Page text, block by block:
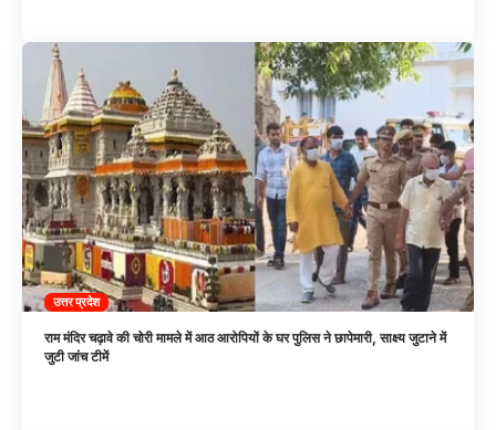
उत्तर प्रदेश
राम मंदिर चढ़ावे की चोरी मामले में आठ आरोपियों के घर पुलिस ने छापेमारी, साक्ष्य जुटाने में
जुटी जांच टीमें